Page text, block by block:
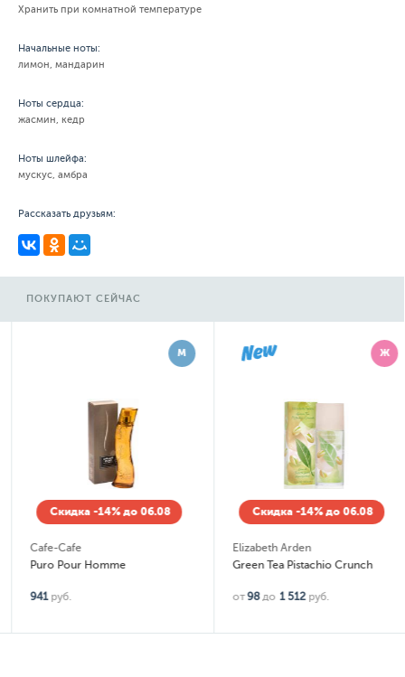
Хранить при комнатной температуре
Начальные ноты:
лимон, мандарин
Ноты сердца:
жасмин, кедр
Ноты шлейфа:
мускус, амбра
Рассказать друзьям:
ПОКУПАЮТ СЕЙЧАС
М
Скидка -14% до 06.08
Cafe-Cafe
Puro Pour Homme
941 руб.
Ж
Скидка -14% до 06.08
Elizabeth Arden
Green Tea Pistachio Crunch
от98 до1 512 руб.